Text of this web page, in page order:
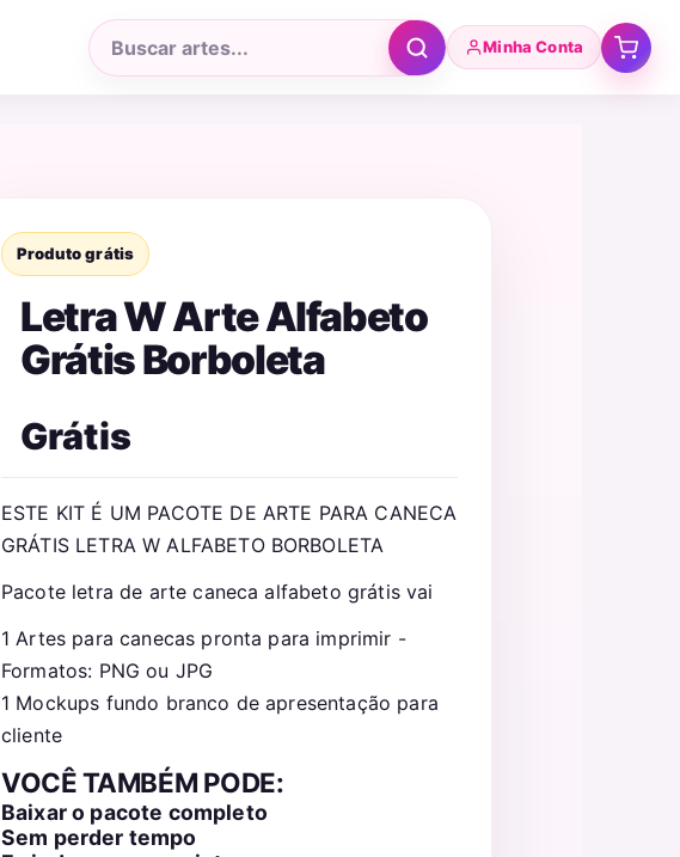
Buscar
Minha Conta
Produto grátis
Letra W Arte Alfabeto
Grátis Borboleta
Grátis
ESTE KIT É UM PACOTE DE ARTE PARA CANECA
GRÁTIS LETRA W ALFABETO BORBOLETA
Pacote letra de arte caneca alfabeto grátis vai
1 Artes para canecas pronta para imprimir -
Formatos: PNG ou JPG
1 Mockups fundo branco de apresentação para
cliente
VOCÊ TAMBÉM PODE:
Baixar o pacote completo
Sem perder tempo